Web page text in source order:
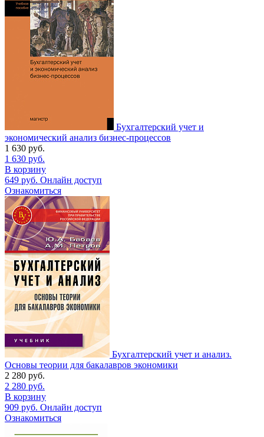
Бухгалтерский учет и
экономический анализ бизнес-процессов
1 630 руб.
1 630 руб.
В корзину
649 руб. Онлайн доступ
Ознакомиться
Бухгалтерский учет и анализ.
Основы теории для бакалавров экономики
2 280 руб.
2 280 руб.
В корзину
909 руб. Онлайн доступ
Ознакомиться